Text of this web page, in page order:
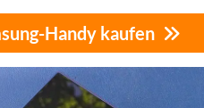
Handy kaufen